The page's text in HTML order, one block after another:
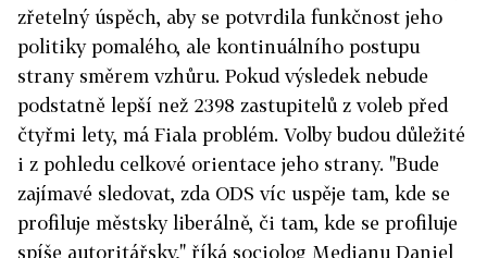
zřetelný úspěch, aby se potvrdila funkčnost jeho
politiky pomalého, ale kontinuálního postupu
strany směrem vzhůru. Pokud výsledek nebude
podstatně lepší než 2398 zastupitelů z voleb před
čtyřmi lety, má Fiala problém. Volby budou důležité
i z pohledu celkové orientace jeho strany. "Bude
zajímavé sledovat, zda ODS víc uspěje tam, kde se
profiluje městsky liberálně, či tam, kde se profiluje
spíše autoritářsky," říká sociolog Medianu Daniel